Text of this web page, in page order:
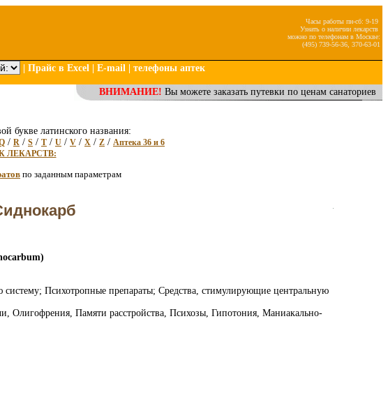
Часы работы пн-сб: 9-19
Узнать о наличии лекарств
можно по телефонам в Москве:
(495) 739-56-36, 370-63-01
Прайс в Excel E-mail телефоны аптек
ВНИМАНИЕ! Вы можете заказать путевки по ценам санаториев
букве латинского названия:
/ R / S / T / U / V / X / Z / Аптека 36 и 6
ЛЕКАРСТВ:
по заданным параметрам
Психотропные препараты; Средства, стимулирующие центральную
Олигофрения, Памяти расстройства, Психозы, Гипотония, Маниакально-